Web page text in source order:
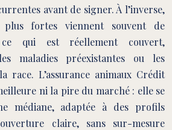
avant de signer. À l’inverse,
plus fortes viennent souvent de
qui est réellement couvert,
maladies préexistantes ou les
race. L’assurance animaux Crédit
ni la pire du marché : elle se
médiane, adaptée à des profils
claire, sans sur-mesure